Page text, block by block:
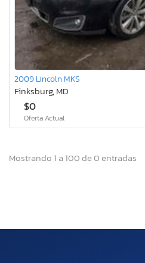
2009 Lincoln MKS
Finksburg, MD
$0
Oferta Actual
Mostrando 1 a 100 de 0 entradas